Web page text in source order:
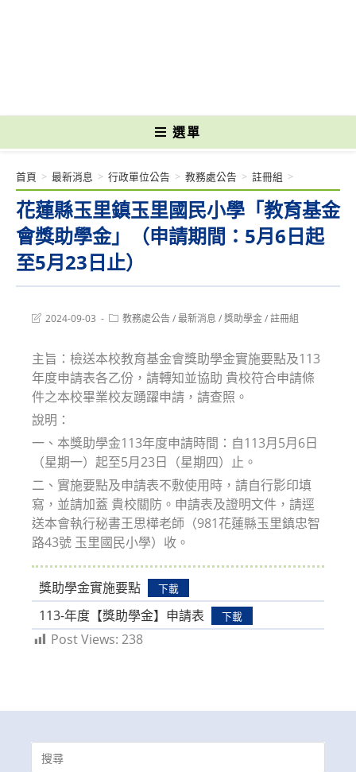
選單
花蓮縣玉里鎮玉里國民小學「教育基金
會獎助學金」（申請期間：5月6日起
至5月23日止）
首頁 > 最新消息 > 行政單位公告 > 教務處公告 > 註冊組 >
Post2024-09-03
Post教務處公告/最新消息 /獎助學金/註冊組
主旨：檢送本校教育基金會獎助學金實施要點及113
年度申請表各乙份，請轉知並協助 貴校符合申請條
件之本校畢業校友踴躍申請，請查照。
說明：
一、本獎助學金113年度申請時間：自113月5月6日
（星期一）起至5月23日（星期四）止。
二、實施要點及申請表不敷使用時，請自行影印填
寫，並請加蓋 貴校關防。申請表及證明文件，請逕
送本會執行秘書王思樺老師（981花蓮縣玉里鎮忠智
路43號 玉里國民小學）收。
獎助學金實施要點 下載
113-年度【獎助學金】申請表 下載
Post Views: 238
Search
for: